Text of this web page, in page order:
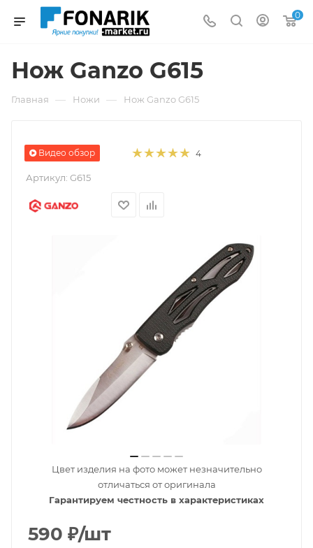
0
Нож Ganzo G615
Главная — Ножи — Нож Ganzo G615
Видео обзор 4
Артикул: G615
Цвет изделия на фото может незначительно
отличаться от оригинала
Гарантируем честность в характеристиках
590 ₽/шт